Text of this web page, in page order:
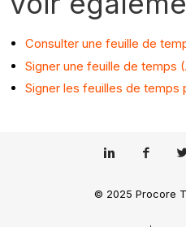
Consulter une feuille de
Signer une feuille de temps
Signer les feuilles de temps
© 2025 Procore